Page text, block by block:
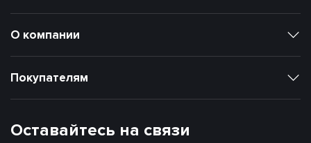
Оставайтесь на связи
Покупателям
О компании